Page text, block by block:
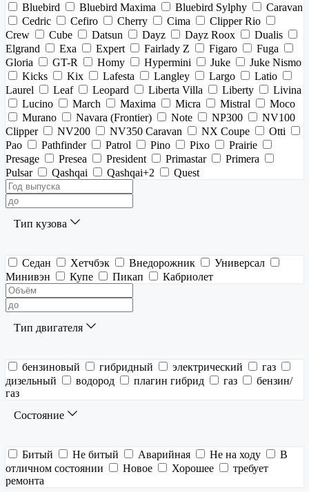
Bluebird
Bluebird Maxima Bluebird Sylphy
Caravan
Cedric
Cefiro Cherry Cima
Clipper Rio
Crew
Cube Datsun Dayz Dayz Roox
Dualis
Elgrand
Exa Expert Fairlady Z Figaro
Fuga
Gloria
GT-R Homy Hypermini Juke
Juke Nismo
Kicks
Kix Lafesta Langley Largo
Latio
Laurel
Leaf Leopard Liberta Villa Liberty
Livina
Lucino
March Maxima Micra Mistral
Moco
Murano
Navara (Frontier) Note NP300
NV100
Clipper
NV200 NV350 Caravan NX Coupe
Otti
Pao
Pathfinder Patrol Pino Pixo
Prairie
Presage
Presea President Primastar
Primera
Pulsar
Qashqai Qashqai+2 Quest
Тип кузова
Седан Хетчбэк Внедорожник
Универсал
Минивэн
Купе Пикап Кабриолет
Тип двигателя
бензиновый гибридный электрический
газ
дизельный
водород плагин гибрид газ
бензин/
газ
Состояние
Битый Не битый Аварийная Не на ходу
В
отличном состоянии
Новое Хорошее
требует
ремонта